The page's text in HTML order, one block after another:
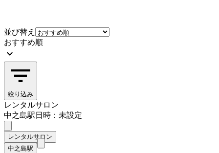
並び替え
おすすめ順
絞り込み
レンタルサロン
中之島駅日時：未設定
レンタルサロン
中之島駅